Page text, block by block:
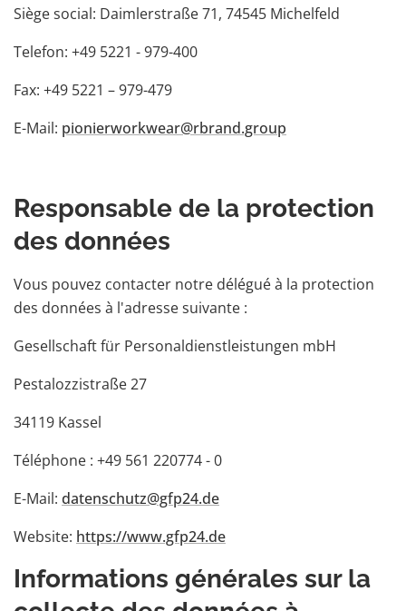
Siège social: Daimlerstraße 71, 74545 Michelfeld
Telefon: +49 5221 - 979-400
Fax: +49 5221 – 979-479
E-Mail: pionierworkwear@rbrand.group
Responsable de la protection
des données
Vous pouvez contacter notre délégué à la protection
des données à l'adresse suivante :
Gesellschaft für Personaldienstleistungen mbH
Pestalozzistraße 27
34119 Kassel
Téléphone : +49 561 220774 - 0
E-Mail: datenschutz@gfp24.de
Website: https://www.gfp24.de
Informations générales sur la